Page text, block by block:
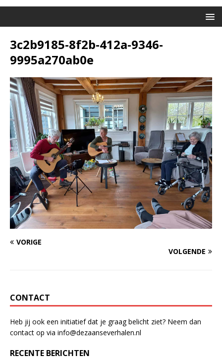
3c2b9185-8f2b-412a-9346-
9995a270ab0e
VORIGE
VOLGENDE
CONTACT
Heb jij ook een initiatief dat je graag belicht ziet? Neem dan
contact op via info@dezaanseverhalen.nl
RECENTE BERICHTEN